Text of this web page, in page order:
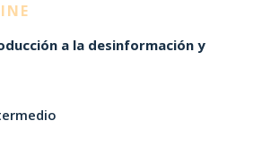
a la desinformación y